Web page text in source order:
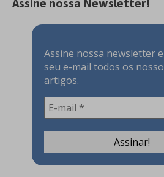
Assine nossa newsletter
seu e-mail todos os
artigos.